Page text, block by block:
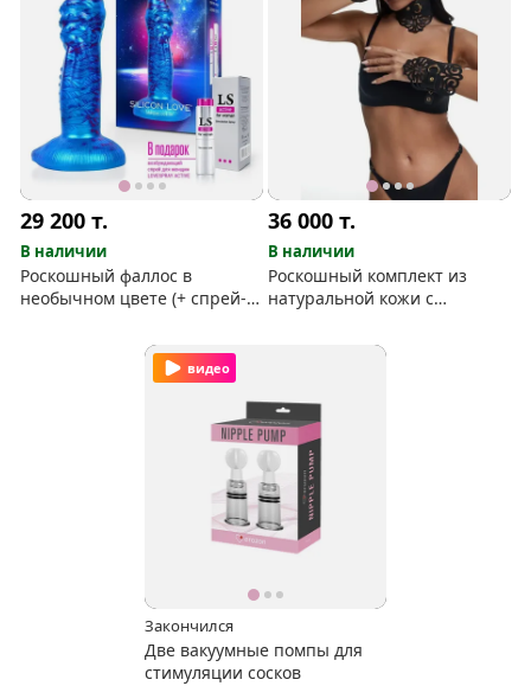
29 200т.
В наличии
Роскошный фаллос в
необычном цвете (+ спрей-
36 000т.
В наличии
Роскошный комплект из
натуральной кожи с
видео
Закончился
Две вакуумные помпы для
стимуляции сосков